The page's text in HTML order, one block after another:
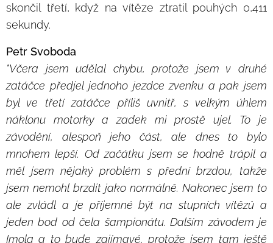
skončil třetí, když na vítěze ztratil pouhých 0,411
sekundy.
Petr Svoboda
"Včera jsem udělal chybu, protože jsem v druhé
zatáčce předjel jednoho jezdce zvenku a pak jsem
byl ve třetí zatáčce příliš uvnitř, s velkým úhlem
náklonu motorky a zadek mi prostě ujel. To je
závodění, alespoň jeho část, ale dnes to bylo
mnohem lepší. Od začátku jsem se hodně trápil a
měl jsem nějaký problém s přední brzdou, takže
jsem nemohl brzdit jako normálně. Nakonec jsem to
ale zvládl a je příjemné být na stupních vítězů a
jeden bod od čela šampionátu. Dalším závodem je
Imola a to bude zajímavé, protože jsem tam ještě